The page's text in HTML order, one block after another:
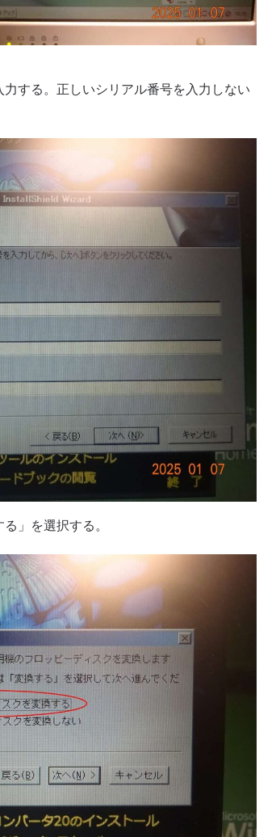
する。正しいシリアル番号を入力しない
」を選択する。